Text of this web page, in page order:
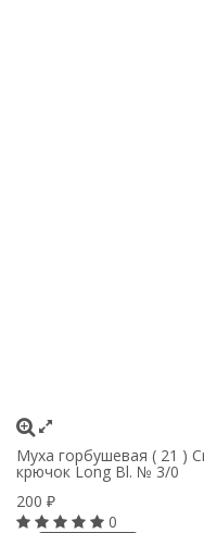
Муха горбушевая ( 21 )
крючок Long Bl. № 3/0
200 ₽
0